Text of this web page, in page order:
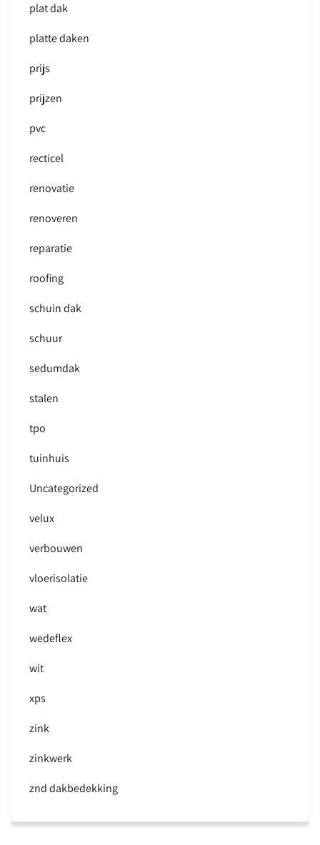
plat dak
platte daken
prijs
prijzen
pvc
recticel
renovatie
renoveren
reparatie
roofing
schuin dak
schuur
sedumdak
stalen
tpo
tuinhuis
Uncategorized
velux
verbouwen
vloerisolatie
wat
wedeflex
wit
xps
zink
zinkwerk
znd dakbedekking